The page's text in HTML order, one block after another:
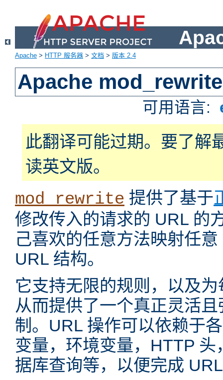
Apache > HTTP 服务器 > 文档 > 版本 2.4
Apache mod_rewrite
可用语言:
此翻译可能过期。要了解
读英文版。
mod_rewrite 提供了基于
修改传入的请求的 URL 的
己喜欢的任意方法映射任
URL 结构。
它支持无限的规则，以及
从而提供了一个真正灵活
制。URL 操作可以依赖于
变量，环境变量，HTTP
据库查询等，以便完成